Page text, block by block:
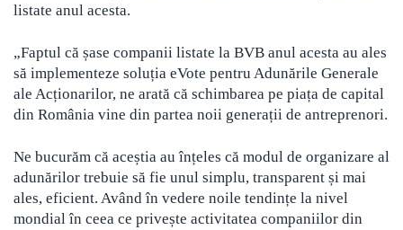
listate anul acesta.
„Faptul că șase companii listate la BVB anul acesta au ales
să implementeze soluția eVote pentru Adunările Generale
ale Acționarilor, ne arată că schimbarea pe piața de capital
din România vine din partea noii generații de antreprenori.
Ne bucurăm că aceștia au înțeles că modul de organizare al
adunărilor trebuie să fie unul simplu, transparent și mai
ales, eficient. Având în vedere noile tendințe la nivel
mondial în ceea ce privește activitatea companiilor din